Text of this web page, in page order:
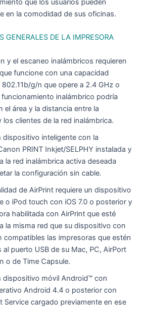
que los usuarios pueden
en la comodidad de sus oficinas.
GENERALES DE LA IMPRESORA
y el escaneo inalámbricos requieren
funcione con una capacidad
802.11b/g/n que opere a 2.4 GHz o
funcionamiento inalámbrico podría
el área y la distancia entre la
los clientes de la red inalámbrica.
dispositivo inteligente con la
PRINT Inkjet/SELPHY instalada y
la red inalámbrica activa deseada
la configuración sin cable.
de AirPrint requiere un dispositivo
o iPod touch con iOS 7.0 o posterior y
habilitada con AirPrint que esté
la misma red que su dispositivo con
compatibles las impresoras que estén
puerto USB de su Mac, PC, AirPort
o de Time Capsule.
dispositivo móvil Android™ con
Android 4.4 o posterior con
Service cargado previamente en ese